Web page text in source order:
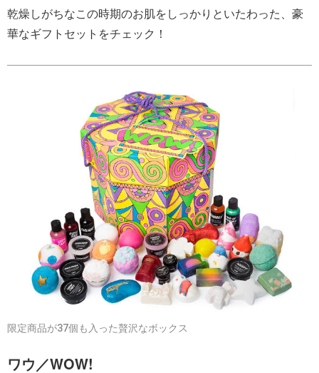
乾燥しがちなこの時期のお肌をしっかりといたわった、豪
華なギフトセットをチェック！
限定商品が37個も入った贅沢なボックス
ワウ／WOW!